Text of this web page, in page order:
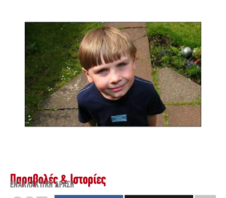
Παραβολές & Ιστορίες
ΕΝΑΛΛΑΚΤΙΚΉ ΔΡΆΣΗ